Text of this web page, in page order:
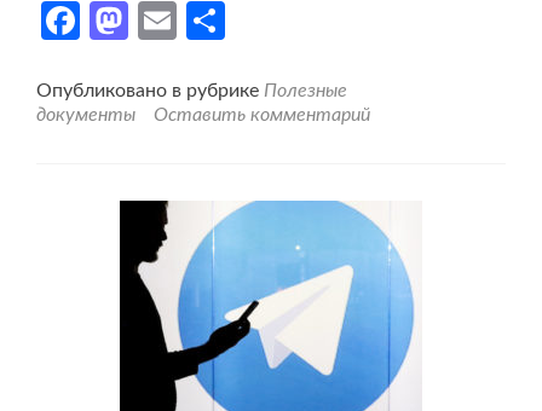
для
управления
Facebook
Mastodon
Email
Опубликовано в рубрике Полезные
документы
Оставить комментарий